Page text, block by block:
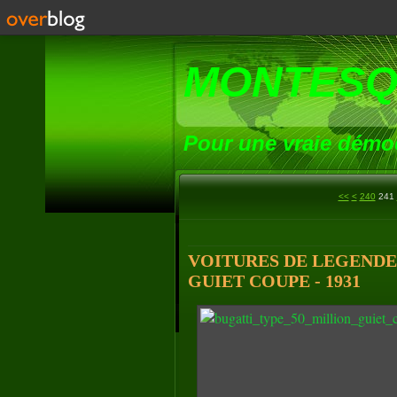
Pour une vraie
<< < 200
210
220
230
240 241
VOITURES DE
GUIET COUPE - 1931